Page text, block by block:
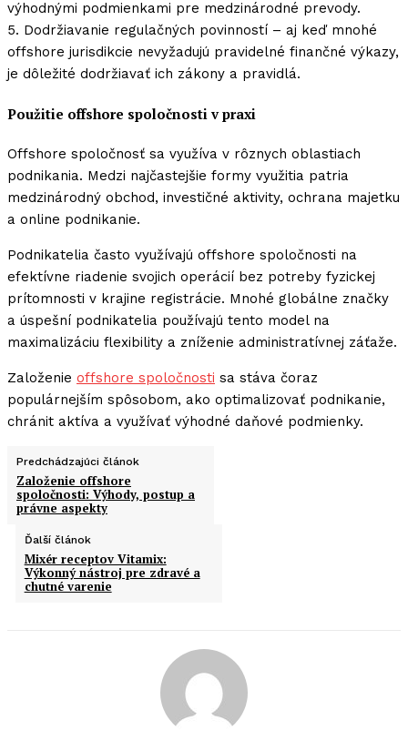
výhodnými podmienkami pre medzinárodné prevody.
5. Dodržiavanie regulačných povinností – aj keď mnohé
offshore jurisdikcie nevyžadujú pravidelné finančné výkazy,
je dôležité dodržiavať ich zákony a pravidlá.
Použitie offshore spoločnosti v praxi
Offshore spoločnosť sa využíva v rôznych oblastiach
podnikania. Medzi najčastejšie formy využitia patria
medzinárodný obchod, investičné aktivity, ochrana majetku
a online podnikanie.
Podnikatelia často využívajú offshore spoločnosti na
efektívne riadenie svojich operácií bez potreby fyzickej
prítomnosti v krajine registrácie. Mnohé globálne značky
a úspešní podnikatelia používajú tento model na
maximalizáciu flexibility a zníženie administratívnej záťaže.
Založenie offshore spoločnosti sa stáva čoraz
populárnejším spôsobom, ako optimalizovať podnikanie,
chránit aktíva a využívať výhodné daňové podmienky.
Predchádzajúci článok
Založenie offshore
spoločnosti: Výhody, postup a
právne aspekty
Ďalší článok
Mixér receptov Vitamix:
Výkonný nástroj pre zdravé a
chutné varenie